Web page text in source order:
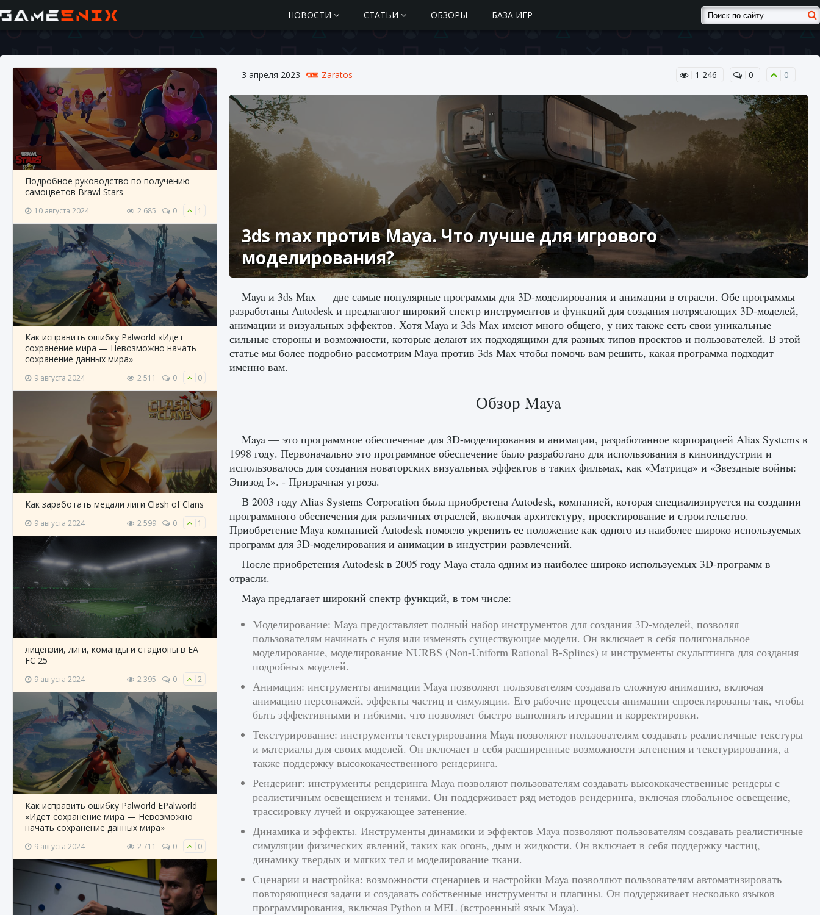
НОВОСТИ СТАТЬИ ОБЗОРЫ БАЗА ИГР
Подробное руководство по получению
самоцветов Brawl Stars
10 августа 2024 2 685 0 1
Как исправить ошибку Palworld «Идет
сохранение мира — Невозможно начать
сохранение данных мира»
9 августа 2024 2 511 0 0
Как заработать медали лиги Clash of Clans
9 августа 2024 2 599 0 1
лицензии, лиги, команды и стадионы в EA
FC 25
9 августа 2024 2 395 0 2
Как исправить ошибку Palworld EPalworld
«Идет сохранение мира — Невозможно
начать сохранение данных мира»
9 августа 2024 2 711 0 0
3 апреля 2023 Zaratos 1 246 0 0
3ds max против Maya. Что лучше для игрового
моделирования?
Maya и 3ds Max — две самые популярные программы для 3D-моделирования и анимации в отрасли. Обе программы
разработаны Autodesk и предлагают широкий спектр инструментов и функций для создания потрясающих 3D-моделей,
анимации и визуальных эффектов. Хотя Maya и 3ds Max имеют много общего, у них также есть свои уникальные
сильные стороны и возможности, которые делают их подходящими для разных типов проектов и пользователей. В этой
статье мы более подробно рассмотрим Maya против 3ds Max чтобы помочь вам решить, какая программа подходит
именно вам.
Обзор Maya
Maya — это программное обеспечение для 3D-моделирования и анимации, разработанное корпорацией Alias ​​Systems в
1998 году. Первоначально это программное обеспечение было разработано для использования в киноиндустрии и
использовалось для создания новаторских визуальных эффектов в таких фильмах, как «Матрица» и «Звездные войны:
Эпизод I». - Призрачная угроза.
В 2003 году Alias ​​Systems Corporation была приобретена Autodesk, компанией, которая специализируется на создании
программного обеспечения для различных отраслей, включая архитектуру, проектирование и строительство.
Приобретение Maya компанией Autodesk помогло укрепить ее положение как одного из наиболее широко используемых
программ для 3D-моделирования и анимации в индустрии развлечений.
После приобретения Autodesk в 2005 году Maya стала одним из наиболее широко используемых 3D-программ в
отрасли.
Maya предлагает широкий спектр функций, в том числе:
Моделирование: Maya предоставляет полный набор инструментов для создания 3D-моделей, позволяя
пользователям начинать с нуля или изменять существующие модели. Он включает в себя полигональное
моделирование, моделирование NURBS (Non-Uniform Rational B-Splines) и инструменты скульптинга для создания
подробных моделей.
Анимация: инструменты анимации Maya позволяют пользователям создавать сложную анимацию, включая
анимацию персонажей, эффекты частиц и симуляции. Его рабочие процессы анимации спроектированы так, чтобы
быть эффективными и гибкими, что позволяет быстро выполнять итерации и корректировки.
Текстурирование: инструменты текстурирования Maya позволяют пользователям создавать реалистичные текстуры
и материалы для своих моделей. Он включает в себя расширенные возможности затенения и текстурирования, а
также поддержку высококачественного рендеринга.
Рендеринг: инструменты рендеринга Maya позволяют пользователям создавать высококачественные рендеры с
реалистичным освещением и тенями. Он поддерживает ряд методов рендеринга, включая глобальное освещение,
трассировку лучей и окружающее затенение.
Динамика и эффекты. Инструменты динамики и эффектов Maya позволяют пользователям создавать реалистичные
симуляции физических явлений, таких как огонь, дым и жидкости. Он включает в себя поддержку частиц,
динамику твердых и мягких тел и моделирование ткани.
Сценарии и настройка: возможности сценариев и настройки Maya позволяют пользователям автоматизировать
повторяющиеся задачи и создавать собственные инструменты и плагины. Он поддерживает несколько языков
программирования, включая Python и MEL (встроенный язык Maya).